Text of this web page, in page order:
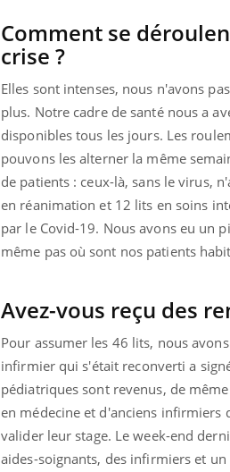
Comment se
crise ?
Elles sont intenses, nous n'avons
plus. Notre cadre de santé nous a
disponibles tous les jours. Les
pouvons les alterner la même
de patients : ceux-là, sans le virus,
en réanimation et 12 lits en soins
par le Covid-19. Nous avons eu un
même pas où sont nos patients
Avez-vous reçu des
Pour assumer les 46 lits, nous
infirmier qui s'était reconverti a
pédiatriques sont revenus, de
en médecine et d'anciens infirmiers
valider leur stage. Le week-end
aides-soignants, des infirmiers et
le coma pendant 42 jours